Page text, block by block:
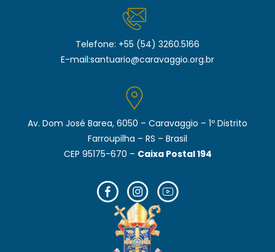
Telefone: +55 (54) 3260.5166
E-mail:santuario@caravaggio.org.br
Av. Dom José Barea, 6050 – Caravaggio – 1º Distrito
Farroupilha – RS – Brasil
CEP 95175-670 – Caixa Postal 194